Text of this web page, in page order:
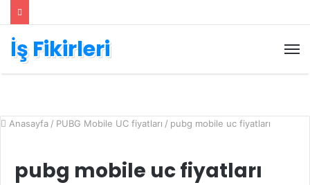
İş Fikirleri
Anasayfa / PUBG Mobile UC fiyatları / pubg mobile uc fiyatları
pubg mobile uc fiyatları